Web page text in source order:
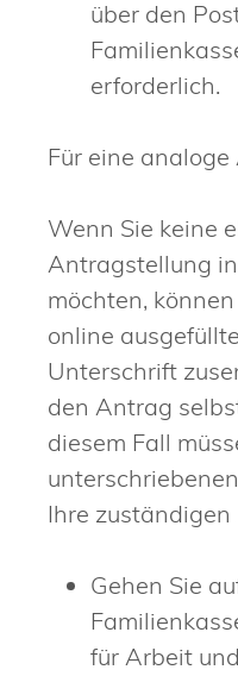
über den
erforderlich.
Für eine
Wenn Sie keine
Antragstellung
möchten,
online
Unterschrift
den Antrag
diesem Fall
Ihre zuständigen
Gehen Sie
für Arbeit